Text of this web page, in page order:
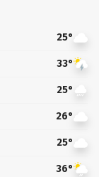
25°
33°
25°
26°
25°
36°